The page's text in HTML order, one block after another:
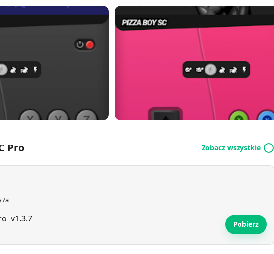
dostęp do gier na CD i 32-bitowych, co czyni go atrakcyjną opcją dla
przeżyć nostalgiczne chwile związane z grami.
Pro Zobacz wszystkie
v1.3.7
Pobierz